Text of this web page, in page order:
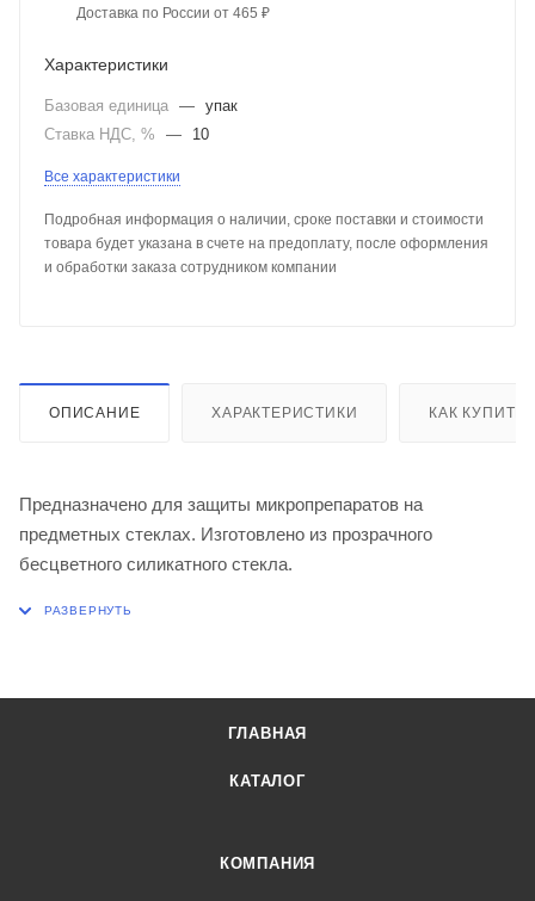
Доставка по России от 465 ₽
Характеристики
Базовая единица — упак
Ставка НДС, %
— 10
Все характеристики
Подробная информация о наличии, сроке поставки и стоимости
товара будет указана в счете на предоплату, после оформления
и обработки заказа сотрудником компании
ОПИСАНИЕ ХАРАКТЕРИСТИКИ КАК КУПИТЬ
Предназначено для защиты микропрепаратов на
предметных стеклах. Изготовлено из прозрачного
бесцветного силикатного стекла.
ГЛАВНАЯ
КАТАЛОГ
КОМПАНИЯ